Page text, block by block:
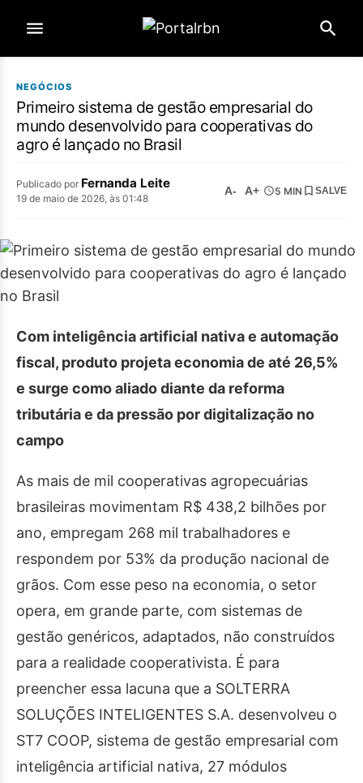
NEGÓCIOS
Primeiro sistema de gestão empresarial do
mundo desenvolvido para cooperativas do
agro é lançado no Brasil
Publicado por Fernanda Leite
19 de maio de 2026, às 01:48
A- A+ 5 MIN SALVE
Com inteligência artificial nativa e automação
fiscal, produto projeta economia de até 26,5%
e surge como aliado diante da reforma
tributária e da pressão por digitalização no
campo
As mais de mil cooperativas agropecuárias
brasileiras movimentam R$ 438,2 bilhões por
ano, empregam 268 mil trabalhadores e
respondem por 53% da produção nacional de
grãos. Com esse peso na economia, o setor
opera, em grande parte, com sistemas de
gestão genéricos, adaptados, não construídos
para a realidade cooperativista. É para
preencher essa lacuna que a SOLTERRA
SOLUÇÕES INTELIGENTES S.A. desenvolveu o
ST7 COOP, sistema de gestão empresarial com
inteligência artificial nativa, 27 módulos